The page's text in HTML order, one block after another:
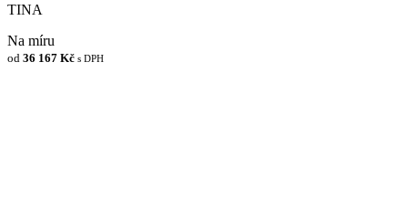
TINA
Na míru
od 36 167 Kč s DPH